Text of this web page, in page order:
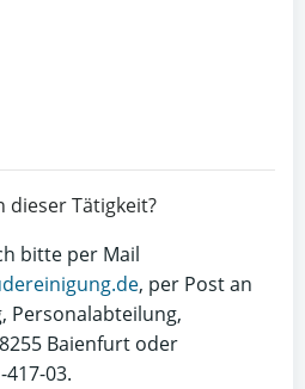
dieser Tätigkeit?
bitte per Mail
, per Post an
Personalabteilung,
Baienfurt oder
03.